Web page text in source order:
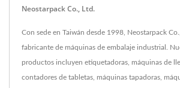
Neostarpack Co., Ltd.
Con sede en Taiwán desde 1998, Neostarpack
fabricante de máquinas de embalaje industrial.
productos incluyen etiquetadoras, máquinas de
contadores de tabletas, máquinas tapadoras,